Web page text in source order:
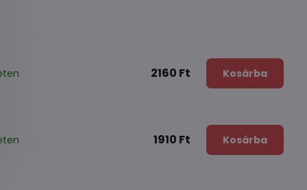
2160 Ft Kosárba
1910 Ft Kosárba